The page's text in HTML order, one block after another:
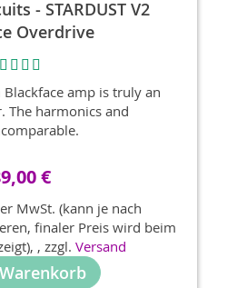
- STARDUST V2
Overdrive
amp is truly an
The harmonics and
€
MwSt. (kann je nach
finaler Preis wird beim
, zzgl. Versand